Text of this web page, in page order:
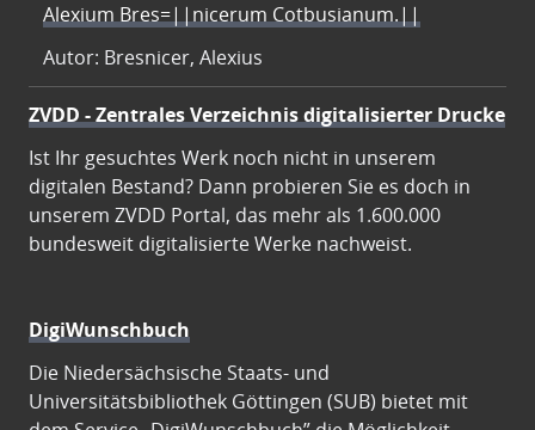
Alexium Bres=||nicerum Cotbusianum.||
Autor: Bresnicer, Alexius
ZVDD - Zentrales Verzeichnis digitalisierter Drucke
Ist Ihr gesuchtes Werk noch nicht in unserem
digitalen Bestand? Dann probieren Sie es doch in
unserem ZVDD Portal, das mehr als 1.600.000
bundesweit digitalisierte Werke nachweist.
DigiWunschbuch
Die Niedersächsische Staats- und
Universitätsbibliothek Göttingen (SUB) bietet mit